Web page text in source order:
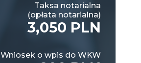
Taksa notarialna
(opłata notarialna)
3,050 PLN
Wniosek o wpis do WKW